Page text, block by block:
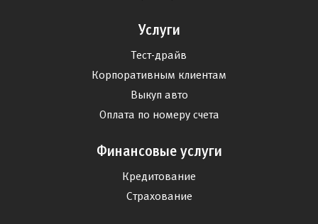
Услуги
Тест-драйв
Корпоративным клиентам
Выкуп авто
Оплата по номеру счета
Финансовые услуги
Кредитование
Страхование